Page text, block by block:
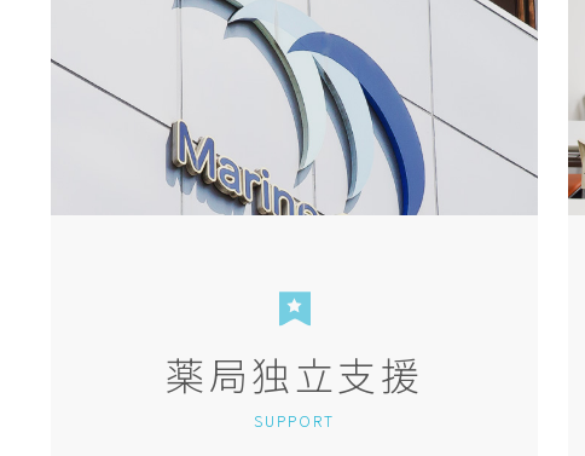
薬局独立支援
SUPPORT